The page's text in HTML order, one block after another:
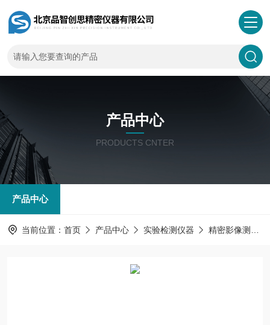
产品中心
PRODUCTS CNTER
产品中心
当前位置： 首页 产品中心 实验检测仪器 精密影像测量仪